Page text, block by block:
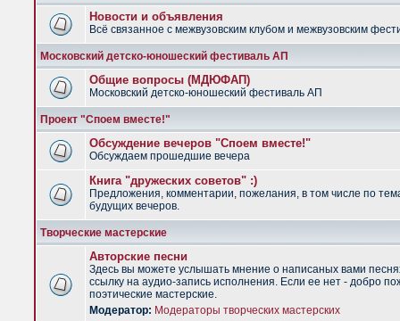
Новости и объявления
Всё связанное с межвузовским клубом и межвузовским
Московский детско-юношеский фестиваль АП
Общие вопросы (МДЮФАП)
Московский детско-юношеский фестиваль АП
Проект "Споем вместе!"
Обсуждение вечеров "Споем вместе!"
Обсуждаем прошедшие вечера
Книга "дружеских советов" :)
Предложения, комментарии, пожелания, в том числе по
будущих вечеров.
Творческие мастерские
Авторские песни
Здесь вы можете услышать мнение о написаных вами
ссылку на аудио-запись исполнения. Если ее нет - добро
поэтические мастерские.
Модератор: Модераторы творческих мастерских